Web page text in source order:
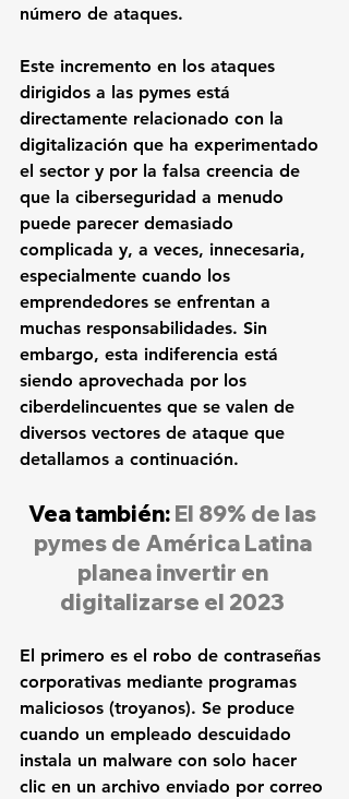
número de ataques.
Este incremento en los ataques
dirigidos a las pymes está
directamente relacionado con la
digitalización que ha experimentado
el sector y por la falsa creencia de
que la ciberseguridad a menudo
puede parecer demasiado
complicada y, a veces, innecesaria,
especialmente cuando los
emprendedores se enfrentan a
muchas responsabilidades. Sin
embargo, esta indiferencia está
siendo aprovechada por los
ciberdelincuentes que se valen de
diversos vectores de ataque que
detallamos a continuación.
Vea también: El 89% de las
pymes de América Latina
planea invertir en
digitalizarse el 2023
El primero es el robo de contraseñas
corporativas mediante programas
maliciosos (troyanos). Se produce
cuando un empleado descuidado
instala un malware con solo hacer
clic en un archivo enviado por correo